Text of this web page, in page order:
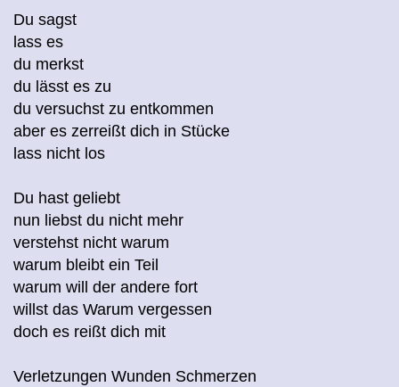
Du sagst
lass es
du merkst
du lässt es zu
du versuchst zu entkommen
aber es zerreißt dich in Stücke
lass nicht los
Du hast geliebt
nun liebst du nicht mehr
verstehst nicht warum
warum bleibt ein Teil
warum will der andere fort
willst das Warum vergessen
doch es reißt dich mit
Verletzungen Wunden Schmerzen